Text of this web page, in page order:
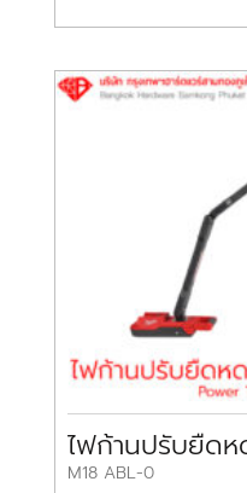
M18 ABL-0